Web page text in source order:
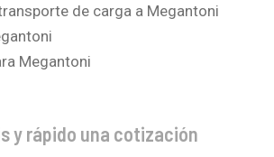
de carga a Megantoni
Megantoni
y rápido una cotización